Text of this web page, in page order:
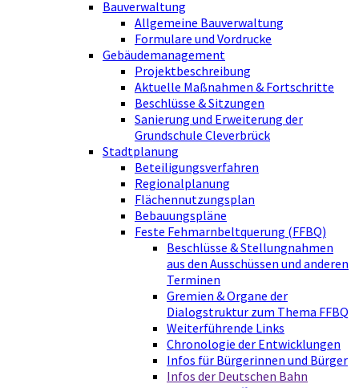
Bauverwaltung
Allgemeine Bauverwaltung
Formulare und Vordrucke
Gebäudemanagement
Projektbeschreibung
Aktuelle Maßnahmen & Fortschritte
Beschlüsse & Sitzungen
Sanierung und Erweiterung der
Grundschule Cleverbrück
Stadtplanung
Beteiligungsverfahren
Regionalplanung
Flächennutzungsplan
Bebauungspläne
Feste Fehmarnbeltquerung (FFBQ)
Beschlüsse & Stellungnahmen
aus den Ausschüssen und anderen
Terminen
Gremien & Organe der
Dialogstruktur zum Thema FFBQ
Weiterführende Links
Chronologie der Entwicklungen
Infos für Bürgerinnen und Bürger
Infos der Deutschen Bahn